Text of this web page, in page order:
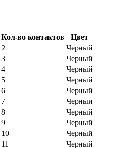
Кол-во контактов
Цвет
2
Черный
3
Черный
4
Черный
5
Черный
6
Черный
7
Черный
8
Черный
9
Черный
10
Черный
11
Черный